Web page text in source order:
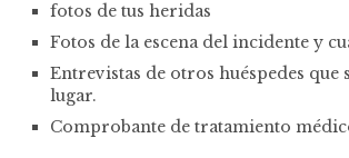
fotos de tus heridas
Fotos de la escena del incidente y
Entrevistas de otros huéspedes
lugar.
Comprobante de tratamiento